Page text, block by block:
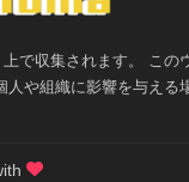
で収集されます。 この
や組織に影響を与える